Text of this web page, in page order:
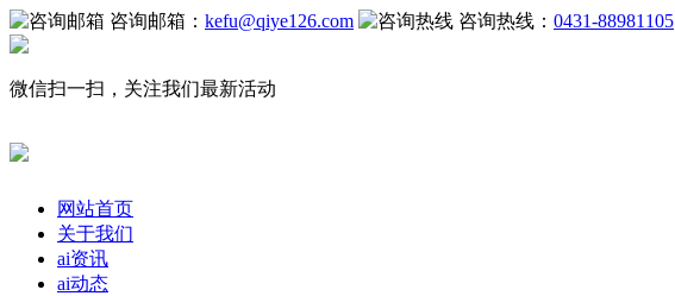
咨询邮箱： kefu@qiye126.com 咨询热线： 0431-88981105
微信扫一扫，关注我们最新活动
网站首页
关于我们
ai资讯
ai动态